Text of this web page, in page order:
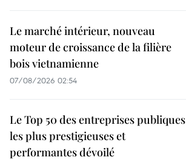
Le marché intérieur, nouveau
moteur de croissance de la filière
bois vietnamienne
07/08/2026 02:54
Le Top 50 des entreprises publiques
les plus prestigieuses et
performantes dévoilé